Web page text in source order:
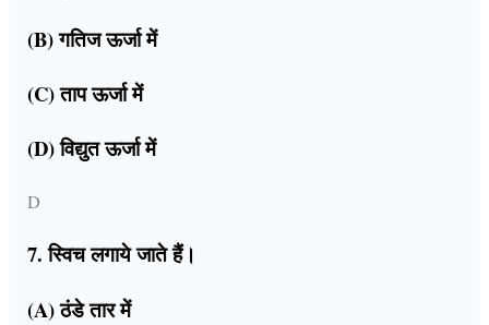
(B) गतिज ऊर्जा में
(C) ताप ऊर्जा में
(D) विद्युत ऊर्जा में
D
7. स्विच लगाये जाते हैं।
(A) ठंडे तार में